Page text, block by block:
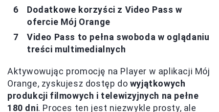
Dodatkowe korzyści z Video Pass w
ofercie Mój Orange
Video Pass to pełna swoboda w oglądaniu
treści multimedialnych
Aktywowując promocję na Player w aplikacji Mój
Orange, zyskujesz dostęp do wyjątkowych
produkcji filmowych i telewizyjnych na pełne
180 dni. Proces ten jest niezwykle prosty, ale